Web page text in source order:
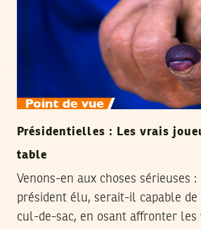
Présidentielles : Les vrais
table
Venons-en aux choses sérieuses
président élu, serait-il capable
cul-de-sac, en osant affronter les